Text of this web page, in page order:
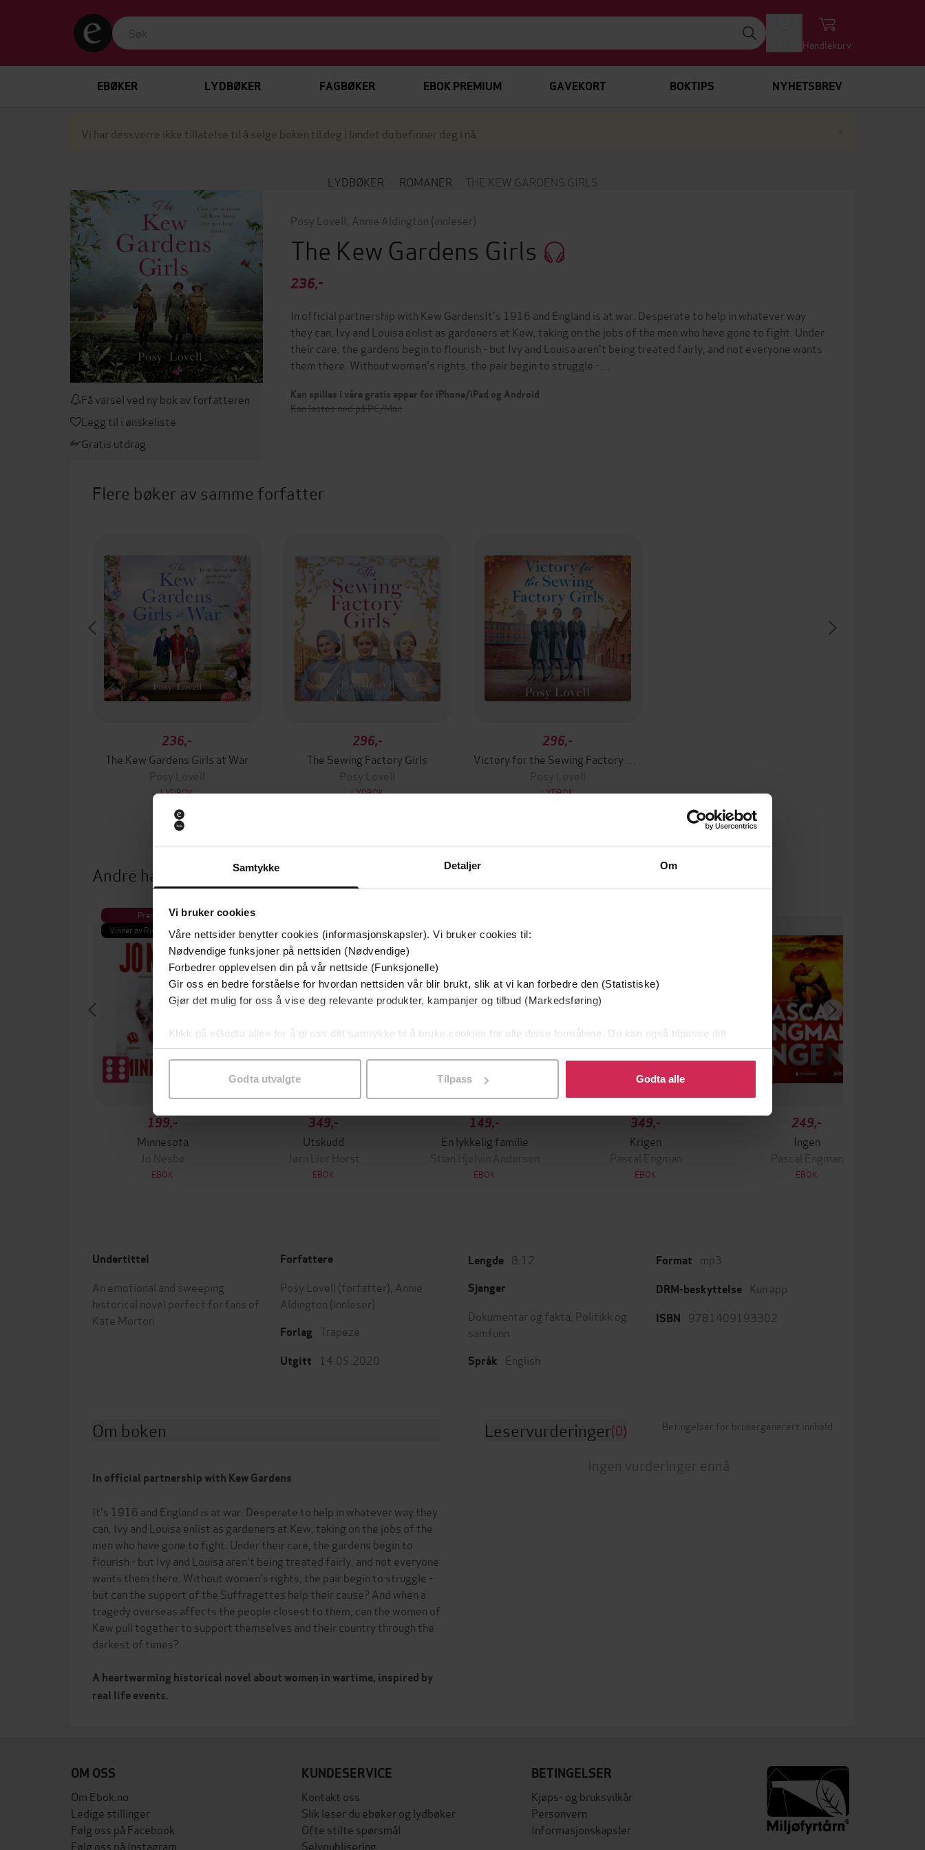
Samtykke Detaljer Om
Vi bruker cookies
Våre nettsider benytter cookies (informasjonskapsler). Vi bruker cookies til:
Nødvendige funksjoner på nettsiden (Nødvendige)
Forbedrer opplevelsen din på vår nettside (Funksjonelle)
Gir oss en bedre forståelse for hvordan nettsiden vår blir brukt, slik at vi kan forbedre den (Statistiske)
Gjør det mulig for oss å vise deg relevante produkter, kampanjer og tilbud (Markedsføring)
Klikk på «Godta alle» for å gi oss ditt samtykke til å bruke cookies for alle disse formålene. Du kan også tilpasse ditt
samtykke til spesifikke formål ved å klikke på «Tilpass». Du kan når som helst trekke tilbake eller endre ditt samtykke.
Godta utvalgte Tilpass Godta alle
Handlekurv
EBØKER LYDBØKER FAGBØKER EBOK PREMIUM GAVEKORT BOKTIPS NYHETSBREV
Vi har dessverre ikke tillatelse til å selge boken til deg i landet du befinner deg i nå.
LYDBØKER ROMANER THE KEW GARDENS GIRLS
Få varsel ved ny bok av forfatteren
Legg til i ønskeliste
Gratis utdrag
Posy Lovell Annie Aldington (innleser)
The Kew Gardens Girls
236,-
In official partnership with Kew GardensIt's 1916 and England is at war. Desperate to help in whatever way
they can, Ivy and Louisa enlist as gardeners at Kew, taking on the jobs of the men who have gone to fight. Under
their care, the gardens begin to flourish - but Ivy and Louisa aren't being treated fairly, and not everyone wants
them there. Without women's rights, the pair begin to struggle -…
Kan spilles i våre gratis apper for iPhone/iPad og Android
Kan lastes ned på PC/Mac
Flere bøker av samme forfatter
236,-
The Kew Gardens Girls at War
Posy Lovell
LYDBOK
296,-
The Sewing Factory Girls
Posy Lovell
LYDBOK
296,-
Posy Lovell
LYDBOK
Andre har også kjøpt
Premium
Vinner av Rivertonprisen
199,-
Minnesota
Jo Nesbø
EBOK
Første gang på tilbud
349,-
Utskudd
Jørn Lier Horst
EBOK
149,-
En lykkelig familie
Stian Hjelvin Andersen
EBOK
349,-
Krigen
Pascal Engman
EBOK
249,-
Ingen
Pascal Engman
EBOK
Undertittel
An emotional and sweeping
historical novel perfect for fans of
Kate Morton
Forfattere
Posy Lovell (forfatter), Annie
Aldington (innleser)
Forlag Trapeze
Utgitt 14.05.2020
Lengde 8:12
Sjanger
Dokumentar og fakta Politikk og
samfunn
Språk English
Format mp3
DRM-beskyttelse Kun app
ISBN 9781409193302
Om boken
In official partnership with Kew Gardens
It's 1916 and England is at war. Desperate to help in whatever way they
can, Ivy and Louisa enlist as gardeners at Kew, taking on the jobs of the
men who have gone to fight. Under their care, the gardens begin to
flourish - but Ivy and Louisa aren't being treated fairly, and not everyone
wants them there. Without women's rights, the pair begin to struggle -
but can the support of the Suffragettes help their cause? And when a
tragedy overseas affects the people closest to them, can the women of
Kew pull together to support themselves and their country through the
darkest of times?
A heartwarming historical novel about women in wartime, inspired by
real life events.
Leservurderinger(0) Betingelser for brukergenerert innhold
Ingen vurderinger ennå
OM OSS
Om Ebok.no
Ledige stillinger
Følg oss på Facebook
Følg oss på Instagram
KUNDESERVICE
Kontakt oss
Slik leser du ebøker og lydbøker
Ofte stilte spørsmål
Selvpublisering
BETINGELSER
Kjøps- og bruksvilkår
Personvern
Informasjonskapsler